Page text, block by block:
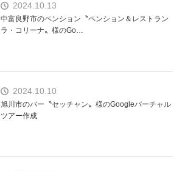
2024.10.13
中富良野市のペンション〝ペンション＆レストラン
ラ・コリーナ〟様のGo…
2024.10.10
旭川市のバー〝セッチャン〟様のGoogleバーチャル
ツアー作成